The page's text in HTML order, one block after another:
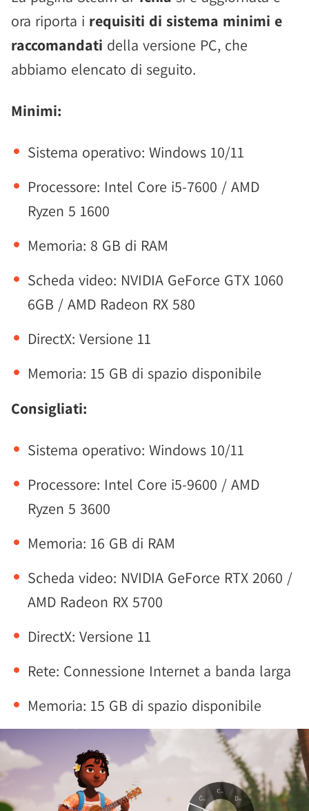
ora riporta i requisiti di sistema minimi e
raccomandati della versione PC, che
abbiamo elencato di seguito.
Minimi:
Sistema operativo: Windows 10/11
Processore: Intel Core i5-7600 / AMD
Ryzen 5 1600
Memoria: 8 GB di RAM
Scheda video: NVIDIA GeForce GTX 1060
6GB / AMD Radeon RX 580
DirectX: Versione 11
Memoria: 15 GB di spazio disponibile
Consigliati:
Sistema operativo: Windows 10/11
Processore: Intel Core i5-9600 / AMD
Ryzen 5 3600
Memoria: 16 GB di RAM
Scheda video: NVIDIA GeForce RTX 2060 /
AMD Radeon RX 5700
DirectX: Versione 11
Rete: Connessione Internet a banda larga
Memoria: 15 GB di spazio disponibile